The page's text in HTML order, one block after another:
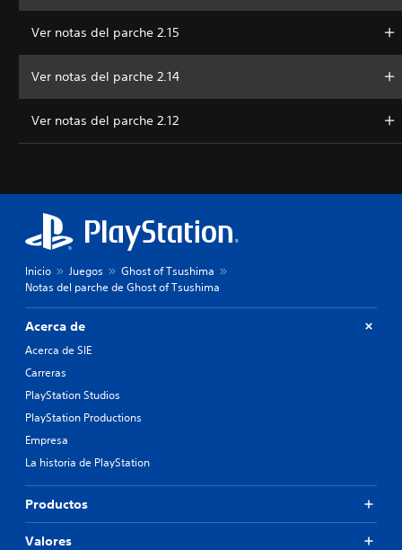
Ver notas del parche 2.15
Ver notas del parche 2.14
Ver notas del parche 2.12
Inicio Juegos
Ghost of Tsushima
Notas del parche de Ghost of Tsushima
Acerca de
Acerca de SIE
Carreras
PlayStation Studios
PlayStation Productions
Empresa
La historia de PlayStation
Productos
Valores